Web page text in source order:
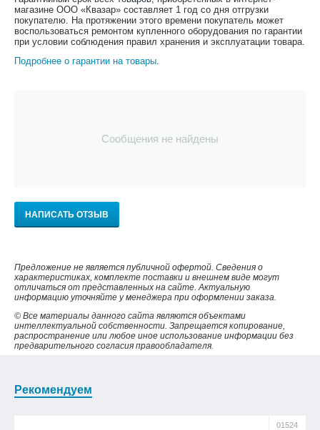
магазине ООО «Квазар» составляет 1 год со дня отгрузки
покупателю. На протяжении этого времени покупатель может
воспользоваться ремонтом купленного оборудования по гарантии
при условии соблюдения правил хранения и эксплуатации товара.
Подробнее о гарантии на товары
Сообщения не найдены
НАПИСАТЬ ОТЗЫВ
Предложение не является публичной офертой. Сведения о
характеристиках, комплекте поставки и внешнем виде могут
отличаться от представленных на сайте. Актуальную
информацию уточняйте у менеджера при оформлении заказа.
© Все материалы данного сайта являются объектами
интеллектуальной собственности. Запрещается копирование,
распространение или любое иное использование информации без
предварительного согласия правообладателя.
Рекомендуем
01524